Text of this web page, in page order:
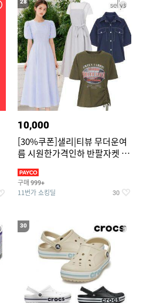
10,000
[30%쿠폰]샐리|티뷰 무더운여
름 시원한가격인하 반팔자켓 1
구매 999+
11번가 쇼킹딜 30
30